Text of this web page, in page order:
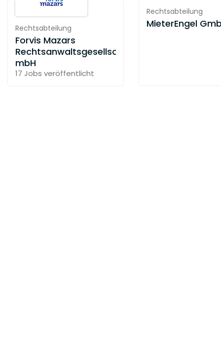
Rechtsabteilung
Forvis Mazars
Rechtsanwaltsgesellschaft
mbH
17 Jobs veröffentlicht
Rechtsabteilung
MieterEngel